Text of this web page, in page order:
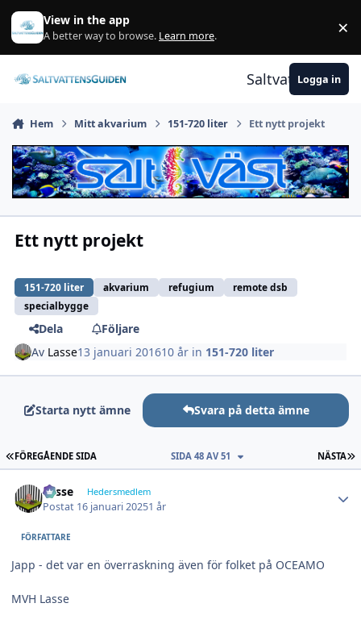
Gå till innehåll
View in the app
A better way to browse. Learn more. ×
Logga in
Hem Mitt akvarium 151-720 liter Ett nytt projekt
Ett nytt projekt
151-720 liter akvarium refugium
remote dsb
specialbygge
Dela
Följare
Av Lasse13 januari 201610 år in 151-720 liter
Starta nytt ämne Svara på detta ämne
FÖRSTA SIDAN
FÖREGÅENDE SIDA NÄSTA
SIDA 48 AV 51
Lasse Hedersmedlem
Postat 16 januari 20251 år
FÖRFATTARE
Japp - det var en överraskning även för folket på OCEAMO
MVH Lasse